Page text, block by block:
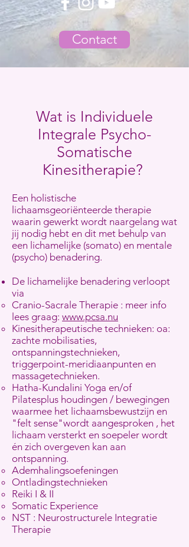
Contact
Wat is Individuele
Integrale Psycho-
Somatische
Kinesitherapie?
Een holistische
lichaamsgeoriënteerde therapie
waarin gewerkt wordt naargelang wat
jij nodig hebt en dit met behulp van
een lichamelijke (somato) en mentale
(psycho) benadering.
De lichamelijke benadering verloopt
via
Cranio-Sacrale Therapie : meer info
lees graag: www.pcsa.nu
Kinesitherapeutische technieken: oa:
zachte mobilisaties,
ontspanningstechnieken,
triggerpoint-meridiaanpunten en
massagetechnieken.
Hatha-Kundalini Yoga en/of
Pilatesplus houdingen / bewegingen
waarmee het lichaamsbewustzijn en
"felt sense"wordt aangesproken , het
lichaam versterkt en soepeler wordt
én zich overgeven kan aan
ontspanning.
Ademhalingsoefeningen
Ontladingstechnieken
Reiki I & II
Somatic Experience
NST : Neurostructurele Integratie
Therapie